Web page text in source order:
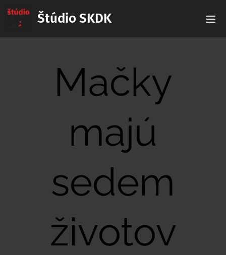
Štúdio SKDK
Mačky
majú
sedem
životov